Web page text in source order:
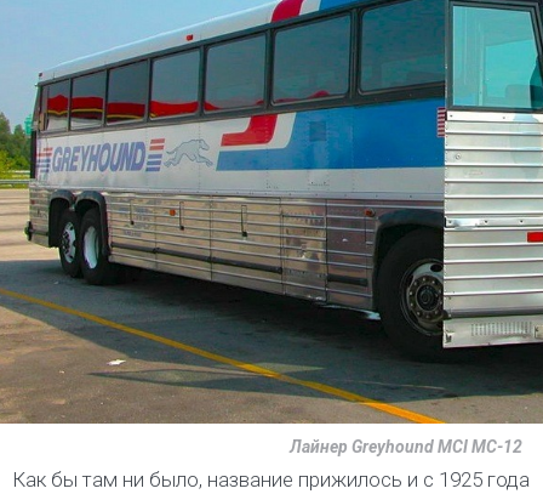
Лайнер Greyhound MCI MC-12
Как бы там ни было, название прижилось и с 1925 года